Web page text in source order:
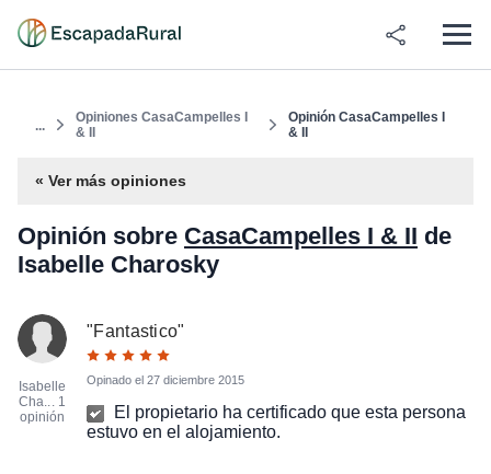
...
Opiniones CasaCampelles I
& II
Opinión CasaCampelles I
& II
« Ver más opiniones
Opinión sobre CasaCampelles I & II de
Isabelle Charosky
Isabelle
Cha... 1
opinión
"Fantastico"
Opinado el 27 diciembre 2015
El propietario ha certificado que esta persona
estuvo en el alojamiento.